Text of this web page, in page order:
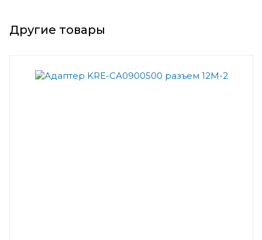
Другие товары